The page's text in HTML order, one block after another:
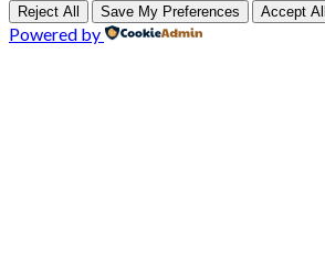
Reject All Save My Preferences Accept All
Powered by